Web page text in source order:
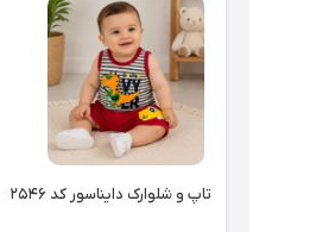
تاپ و شلوارک دایناسور کد ۲۵۴۶